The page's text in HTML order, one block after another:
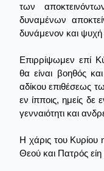
των
δυναμένων
δυνάμενον και
Επιρρίψωμεν επί
θα είναι βοηθός
αδίκου επιθέσεως
εν ίπποις, ημείς δε
γενναιότητι και
Η χάρις του Κυρίου
Θεού και Πατρός